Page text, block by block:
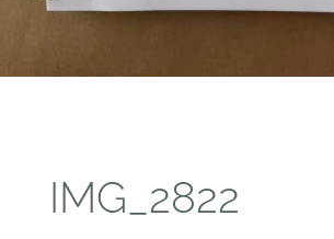
IMG_2822